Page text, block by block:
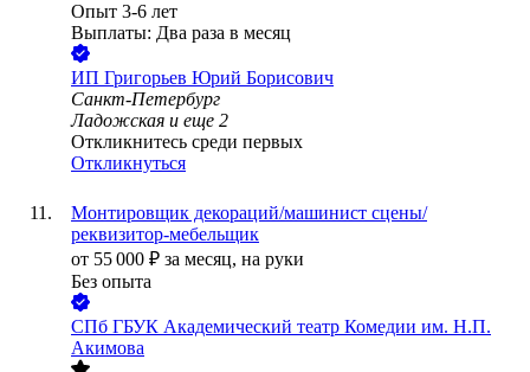
Опыт 3-6 лет
Выплаты: Два раза в месяц
ИП Григорьев Юрий Борисович
Санкт-Петербург
Ладожская и еще 2
Откликнитесь среди первых
Откликнуться
Монтировщик декораций/машинист сцены/
реквизитор-мебельщик
от 55 000 ₽ за месяц, на руки
Без опыта
СПб ГБУК Академический театр Комедии им. Н.П.
Акимова